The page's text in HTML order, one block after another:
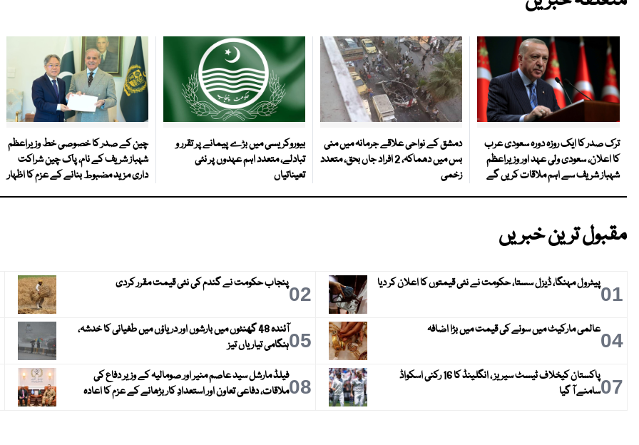
ترک صدر کا ایک روزہ دورہ سعودی عرب
کا اعلان، سعودی ولی عہد اور وزیراعظم
شہباز شریف سے اہم ملاقات کریں گے
دمشق کے نواحی علاقے جرمانہ میں منی
بس میں دھماکہ، 2 افراد جاں بحق، متعدد
زخمی
بیوروکریسی میں بڑے پیمانے پر تقرر و
تبادلے، متعدد اہم عہدوں پر نئی
تعیناتیاں
چین کے صدر کا خصوصی خط وزیراعظم
شہباز شریف کے نام، پاک چین شراکت
داری مزید مضبوط بنانے کے عزم کا اظہار
مقبول ترین خبریں
01پیٹرول مہنگا، ڈیزل سستا، حکومت نے نئی قیمتوں کا اعلان کر دیا 02پنجاب حکومت نے گندم کی نئی قیمت مقرر کردی
04عالمی مارکیٹ میں سونے کی قیمت میں بڑا اضافہ 05
آئندہ 48 گھنٹوں میں بارشوں اور دریاؤں میں طغیانی کا خدشہ،
ہنگامی تیاریاں تیز
07
پاکستان کیخلاف ٹیسٹ سیریز ، انگلینڈ کا 16 رکنی اسکواڈ
سامنے آ گیا
08فیلڈ مارشل سید عاصم منیر اور صومالیہ کے وزیر دفاع کی
ملاقات، دفاعی تعاون اور استعدادِ کار بڑھانے کے عزم کا اعادہ